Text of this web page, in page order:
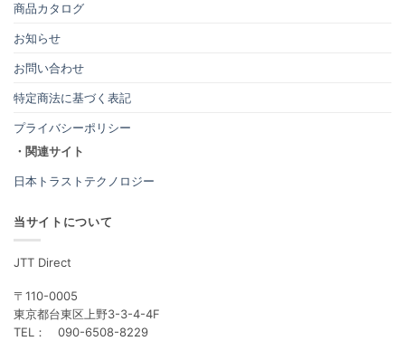
商品カタログ
お知らせ
お問い合わせ
特定商法に基づく表記
プライバシーポリシー
・関連サイト
日本トラストテクノロジー
当サイトについて
JTT Direct
〒110-0005
東京都台東区上野3-3-4-4F
TEL： 090-6508-8229